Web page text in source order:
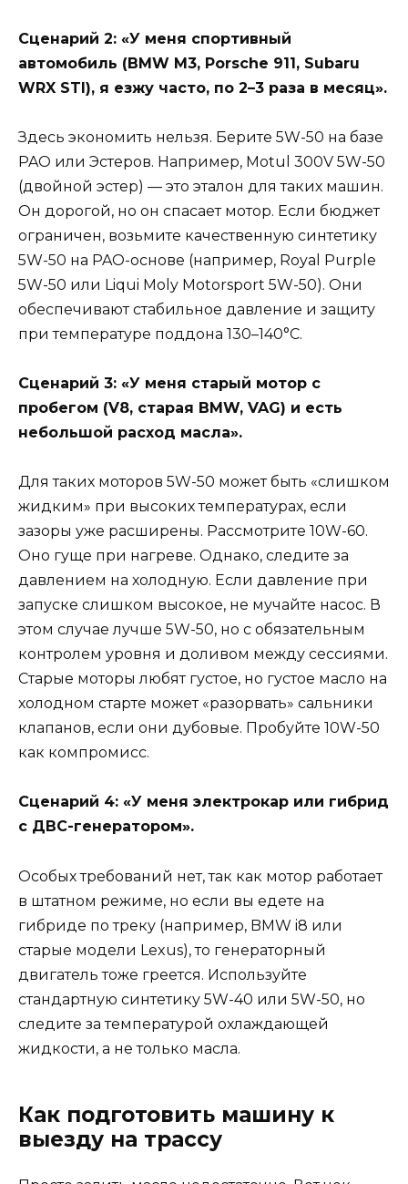
Сценарий 2: «У меня спортивный
автомобиль (BMW M3, Porsche 911, Subaru
WRX STI), я езжу часто, по 2–3 раза в месяц».
Здесь экономить нельзя. Берите 5W-50 на базе
PAO или Эстеров. Например, Motul 300V 5W-50
(двойной эстер) — это эталон для таких машин.
Он дорогой, но он спасает мотор. Если бюджет
ограничен, возьмите качественную синтетику
5W-50 на PAO-основе (например, Royal Purple
5W-50 или Liqui Moly Motorsport 5W-50). Они
обеспечивают стабильное давление и защиту
при температуре поддона 130–140°C.
Сценарий 3: «У меня старый мотор с
пробегом (V8, старая BMW, VAG) и есть
небольшой расход масла».
Для таких моторов 5W-50 может быть «слишком
жидким» при высоких температурах, если
зазоры уже расширены. Рассмотрите 10W-60.
Оно гуще при нагреве. Однако, следите за
давлением на холодную. Если давление при
запуске слишком высокое, не мучайте насос. В
этом случае лучше 5W-50, но с обязательным
контролем уровня и доливом между сессиями.
Старые моторы любят густое, но густое масло на
холодном старте может «разорвать» сальники
клапанов, если они дубовые. Пробуйте 10W-50
как компромисс.
Сценарий 4: «У меня электрокар или гибрид
с ДВС-генератором».
Особых требований нет, так как мотор работает
в штатном режиме, но если вы едете на
гибриде по треку (например, BMW i8 или
старые модели Lexus), то генераторный
двигатель тоже греется. Используйте
стандартную синтетику 5W-40 или 5W-50, но
следите за температурой охлаждающей
жидкости, а не только масла.
Как подготовить машину к
выезду на трассу